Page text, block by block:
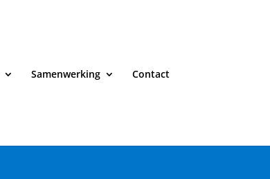
Samenwerking Contact